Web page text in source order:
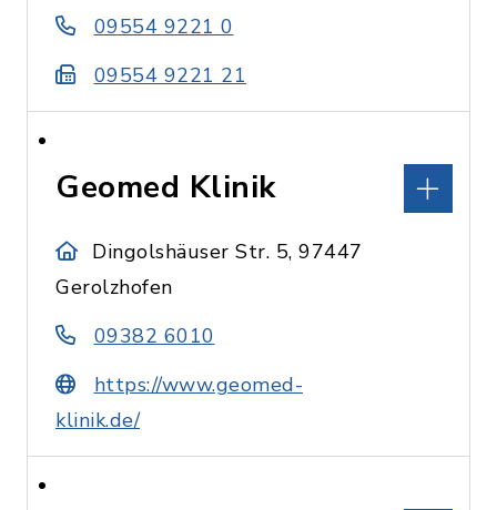
09554 9221 0
09554 9221 21
Geomed Klinik
Dingolshäuser Str. 5, 97447
Gerolzhofen
09382 6010
https://www.geomed-
klinik.de/